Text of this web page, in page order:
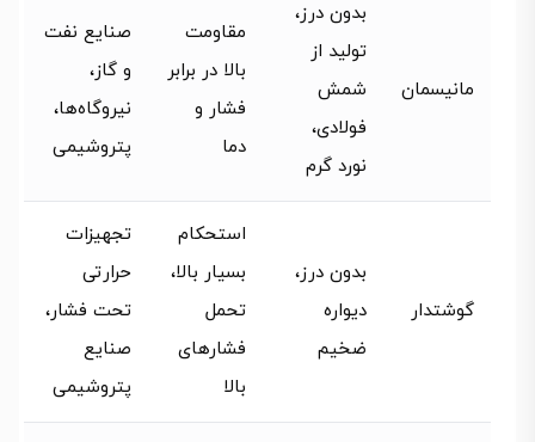
مانیسمان
بدون درز،
تولید از
شمش
فولادی،
نورد گرم
مقاومت
بالا در برابر
فشار و
دما
صنایع نفت
و گاز،
نیروگاه‌ها،
پتروشیمی
گوشتدار
بدون درز،
دیواره
ضخیم
استحکام
بسیار بالا،
تحمل
فشارهای
بالا
تجهیزات
حرارتی
تحت فشار،
صنایع
پتروشیمی